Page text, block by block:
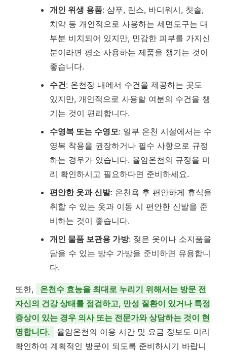
개인 위생 용품: 샴푸, 린스, 바디워시, 칫솔,
치약 등 개인적으로 사용하는 세면도구는 대
부분 비치되어 있지만, 민감한 피부를 가지신
분이라면 평소 사용하는 제품을 챙기는 것이
좋습니다.
수건: 온천장 내에서 수건을 제공하는 곳도
있지만, 개인적으로 사용할 여분의 수건을 챙
기는 것이 편리합니다.
수영복 또는 수영모: 일부 온천 시설에서는 수
영복 착용을 권장하거나 필수 사항으로 규정
하는 경우가 있습니다. 율암온천의 규정을 미
리 확인하시고 필요하다면 준비하세요.
편안한 옷과 신발: 온천욕 후 편안하게 휴식을
취할 수 있는 옷과 이동 시 편안한 신발을 준
비하는 것이 좋습니다.
개인 물품 보관용 가방: 젖은 옷이나 소지품을
담을 수 있는 방수 가방을 준비하면 유용합니
다.
또한,
온천수 효능을 최대로 누리기 위해서는 방문 전
자신의 건강 상태를 점검하고, 만성 질환이 있거나 특정
증상이 있는 경우 의사 또는 전문가와 상담하는 것이 현
명합니다.
율암온천의 이용 시간 및 요금 정보도 미리
확인하여 계획적인 방문이 되도록 준비하시기 바랍니